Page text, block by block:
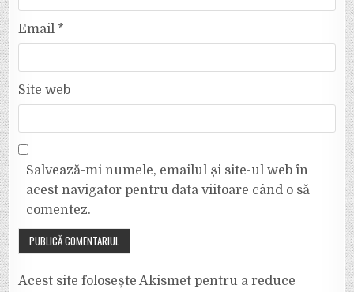
Email *
Site web
Salvează-mi numele, emailul și site-ul web în
acest navigator pentru data viitoare când o să
comentez.
Acest site folosește Akismet pentru a reduce